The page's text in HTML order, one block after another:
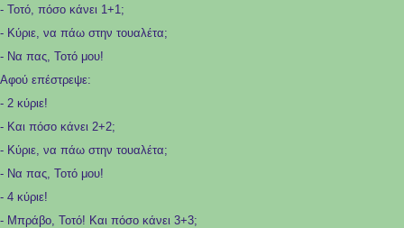
- Τοτό, πόσο κάνει 1+1;
- Κύριε, να πάω στην τουαλέτα;
- Να πας, Τοτό μου!
Αφού επέστρεψε:
- 2 κύριε!
- Και πόσο κάνει 2+2;
- Κύριε, να πάω στην τουαλέτα;
- Να πας, Τοτό μου!
- 4 κύριε!
- Μπράβο, Τοτό! Και πόσο κάνει 3+3;